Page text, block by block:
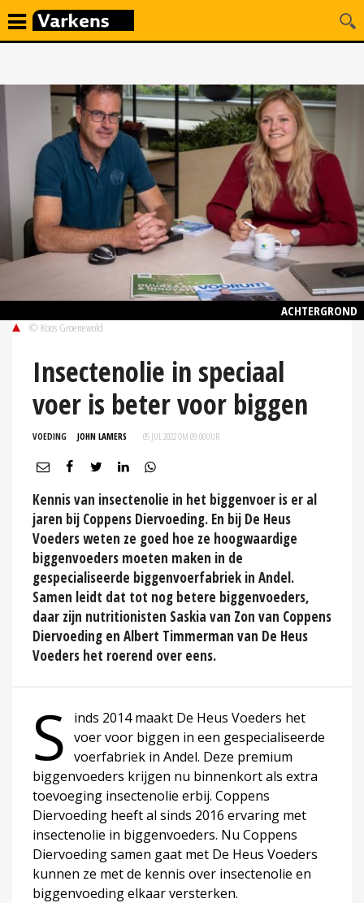
ACHTERGROND
© Koos Groenewold
Insectenolie in speciaal
voer is beter voor biggen
VOEDING JOHN LAMERS 05 JUL 2022 OM 09:00UUR
Kennis van insectenolie in het biggenvoer is er al
jaren bij Coppens Diervoeding. En bij De Heus
Voeders weten ze goed hoe ze hoogwaardige
biggenvoeders moeten maken in de
gespecialiseerde biggenvoerfabriek in Andel.
Samen leidt dat tot nog betere biggenvoeders,
daar zijn nutritionisten Saskia van Zon van Coppens
Diervoeding en Albert Timmerman van De Heus
Voeders het roerend over eens.
S
inds 2014 maakt De Heus Voeders het
voer voor biggen in een gespecialiseerde
voerfabriek in Andel. Deze premium
biggenvoeders krijgen nu binnenkort als extra
toevoeging insectenolie erbij. Coppens
Diervoeding heeft al sinds 2016 ervaring met
insectenolie in biggenvoeders. Nu Coppens
Diervoeding samen gaat met De Heus Voeders
kunnen ze met de kennis over insectenolie en
biggenvoeding elkaar versterken.